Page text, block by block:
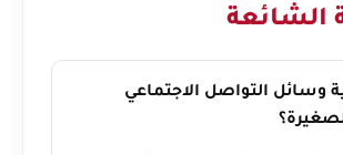
الشائعة
وسائل التواصل الاجتماعي